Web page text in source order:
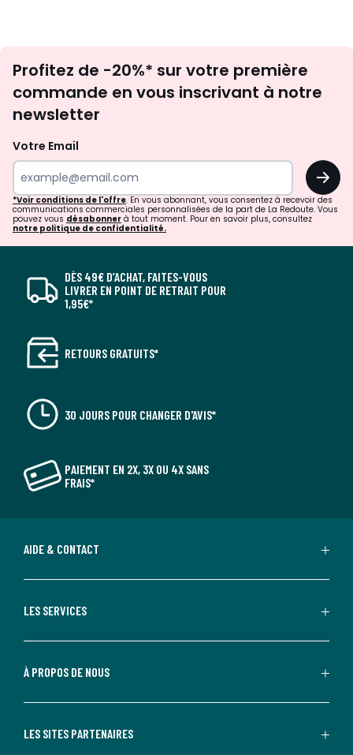
newsletter
Profitez de -20%* sur votre première
commande en vous inscrivant à notre
newsletter
Votre Email
OK
*Voir conditions de l'offre. En vous abonnant, vous consentez à recevoir des
communications commerciales personnalisées de la part de La Redoute. Vous
pouvez vous désabonner à tout moment. Pour en savoir plus, consultez
notre politique de confidentialité.
DÈS 49€ D’ACHAT, FAITES-VOUS
LIVRER EN POINT DE RETRAIT POUR
1,95€*
RETOURS GRATUITS*
30 JOURS POUR CHANGER D'AVIS*
PAIEMENT EN 2X, 3X OU 4X SANS
FRAIS*
AIDE & CONTACT
LES SERVICES
À PROPOS DE NOUS
LES SITES PARTENAIRES